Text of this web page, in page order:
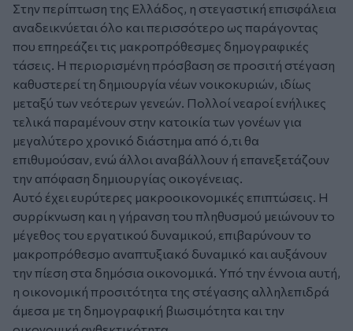
Στην περίπτωση της Ελλάδος, η στεγαστική επισφάλεια
αναδεικνύεται όλο και περισσότερο ως παράγοντας
που επηρεάζει τις μακροπρόθεσμες δημογραφικές
τάσεις. Η περιορισμένη πρόσβαση σε προσιτή στέγαση
καθυστερεί τη δημιουργία νέων νοικοκυριών, ιδίως
μεταξύ των νεότερων γενεών. Πολλοί νεαροί ενήλικες
τελικά παραμένουν στην κατοικία των γονέων για
μεγαλύτερο χρονικό διάστημα από ό,τι θα
επιθυμούσαν, ενώ άλλοι αναβάλλουν ή επανεξετάζουν
την απόφαση δημιουργίας οικογένειας.
Αυτό έχει ευρύτερες μακροοικονομικές επιπτώσεις. Η
συρρίκνωση και η γήρανση του πληθυσμού μειώνουν το
μέγεθος του εργατικού δυναμικού, επιβαρύνουν το
μακροπρόθεσμο αναπτυξιακό δυναμικό και αυξάνουν
την πίεση στα δημόσια οικονομικά. Υπό την έννοια αυτή,
η οικονομική προσιτότητα της στέγασης αλληλεπιδρά
άμεσα με τη δημογραφική βιωσιμότητα και την